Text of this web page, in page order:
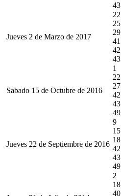
43
Jueves 2 de Marzo de 2017
22
25
29
41
42
43
Sabado 15 de Octubre de 2016
1
22
27
42
43
49
Jueves 22 de Septiembre de 2016
9
15
18
42
43
49
2
18
40